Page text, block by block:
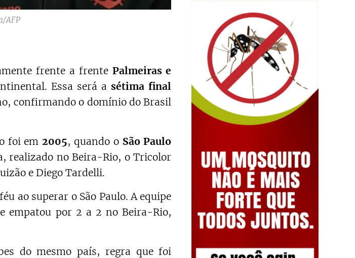
AFP
frente a frente Palmeiras e
Essa será a sétima final
confirmando o domínio do Brasil
foi em 2005, quando o São Paulo
realizado no Beira-Rio, o Tricolor
e Diego Tardelli.
ao superar o São Paulo. A equipe
empatou por 2 a 2 no Beira-Rio,
do mesmo país, regra que foi